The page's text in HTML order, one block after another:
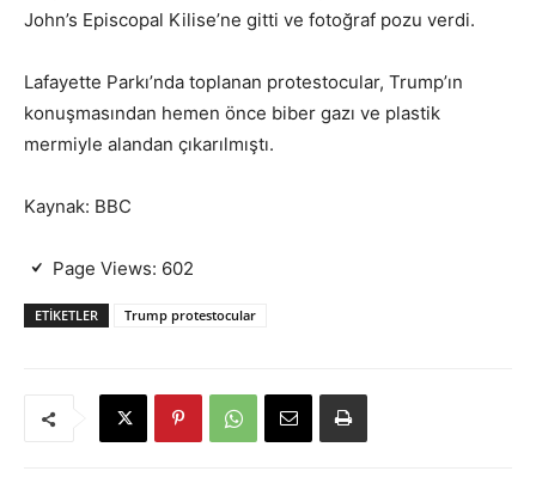
John’s Episcopal Kilise’ne gitti ve fotoğraf pozu verdi.
Lafayette Parkı’nda toplanan protestocular, Trump’ın
konuşmasından hemen önce biber gazı ve plastik
mermiyle alandan çıkarılmıştı.
Kaynak: BBC
Page Views: 602
ETIKETLER Trump protestocular